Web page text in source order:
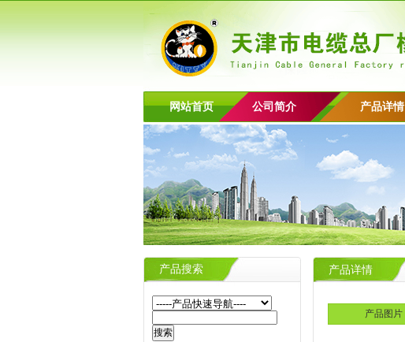
网站首页 公司简介 产品详情
产品搜索 产品详情
产品图片